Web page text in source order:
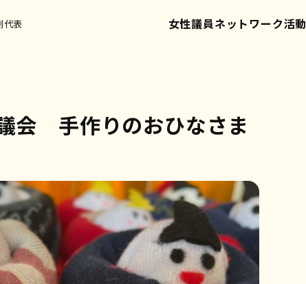
代表 女性議員ネットワーク活動
会 手作りのおひなさま